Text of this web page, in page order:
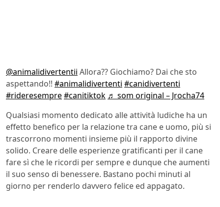
@animalidivertentii Allora?? Giochiamo? Dai che sto
aspettando!! #animalidivertenti #canidivertenti
#rideresempre#canitiktok ♬ som original – Jrocha74
Qualsiasi momento dedicato alle attività ludiche ha un
effetto benefico per la relazione tra cane e uomo, più si
trascorrono momenti insieme più il rapporto divine
solido. Creare delle esperienze gratificanti per il cane
fare sì che le ricordi per sempre e dunque che aumenti
il suo senso di benessere. Bastano pochi minuti al
giorno per renderlo davvero felice ed appagato.